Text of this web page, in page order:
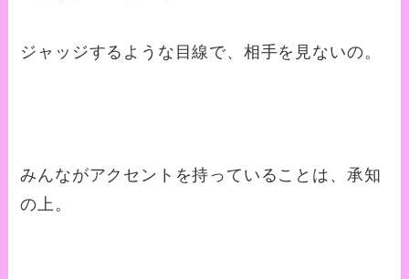
ジャッジするような目線で、相手を見ないの。
みんながアクセントを持っていることは、承知
の上。